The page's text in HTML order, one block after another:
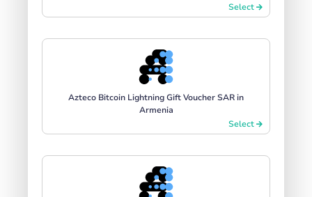
Select
Azteco Bitcoin Lightning Gift Voucher SAR in
Armenia
Select